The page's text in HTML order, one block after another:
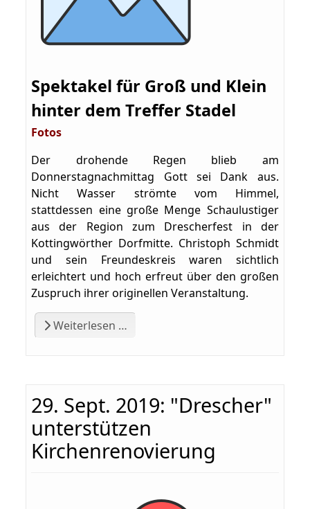
Spektakel für Groß und Klein
hinter dem Treffer Stadel
Fotos
Der drohende Regen blieb am
Donnerstagnachmittag Gott sei Dank aus.
Nicht Wasser strömte vom Himmel,
stattdessen eine große Menge Schaulustiger
aus der Region zum Drescherfest in der
Kottingwörther Dorfmitte. Christoph Schmidt
und sein Freundeskreis waren sichtlich
erleichtert und hoch erfreut über den großen
Zuspruch ihrer originellen Veranstaltung.
Weiterlesen …
29. Sept. 2019: "Drescher"
unterstützen
Kirchenrenovierung